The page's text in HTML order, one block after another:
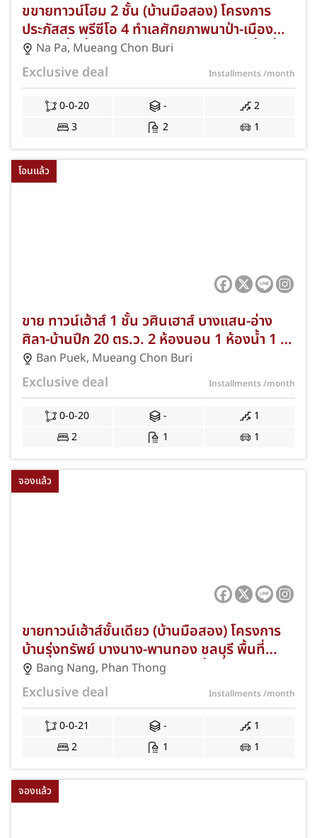
ขขายทาวน์โฮม 2 ชั้น (บ้านมือสอง) โครงการ
ประภัสสร พรีซีโอ 4 ทำเลศักยภาพนาป่า-เมือง
ชลบุรี เนื้อที่ 20 ตร.ว. 3 ห้องนอน 2 ห้องน้ำ ที่
จอดรถ 1 คัน เชื่อมต่อถนนศุขประยูรและ
มอเตอร์เวย์ สาย 7 ใกล้นิคมอมตะซิตี้ ชลบุรี และ
โรบินสัน ไลฟ์สไตล์ พร้อมฟรีค่าธรรมเนียมการ
โอนและค่าจดจำนอง JS-348
Na Pa, Mueang Chon Buri
Exclusive deal Installments/month
0-0-20 -
2
3
2 1
โอนแล้ว
ขาย ทาวน์เฮ้าส์ 1 ชั้น วศินเฮาส์ บางแสน-อ่าง
ศิลา-บ้านปึก 20 ตร.ว. 2 ห้องนอน 1 ห้องน้ำ 1 ที่
จอดรถ ใกล้ตลาดอ่างศิลา/ม.บูรพา ฟรีแอร์/ฟรี
โอนฯ! JS-337
Ban Puek, Mueang Chon Buri
Exclusive deal Installments/month
0-0-20 -
1
2
1 1
จองแล้ว
ขายทาวน์เฮ้าส์ชั้นเดียว (บ้านมือสอง) โครงการ
บ้านรุ่งทรัพย์ บางนาง-พานทอง ชลบุรี พื้นที่
21.00 ตร.ว. 2 ห้องนอน 1 ห้องน้ำ ที่จอดรถ 1
คัน ทำเลดีใกล้นิคมอมตะซิตี้ ชลบุรี และตลาดวัด
ศรี พนักงานเงินเดือน 15,000 กู้ได้ แถมฟรีแอร์
และปั๊มน้ำ พร้อมโปรโมชั่นฟรีค่าธรรมเนียมการ
โอนและจดจำนอง JS-401
Bang Nang, Phan Thong
Exclusive deal Installments/month
0-0-21 -
1
2
1 1
จองแล้ว